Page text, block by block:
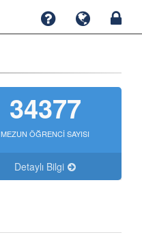
34377
MEZUN ÖĞRENCİ SAYISI
Detaylı Bilgi